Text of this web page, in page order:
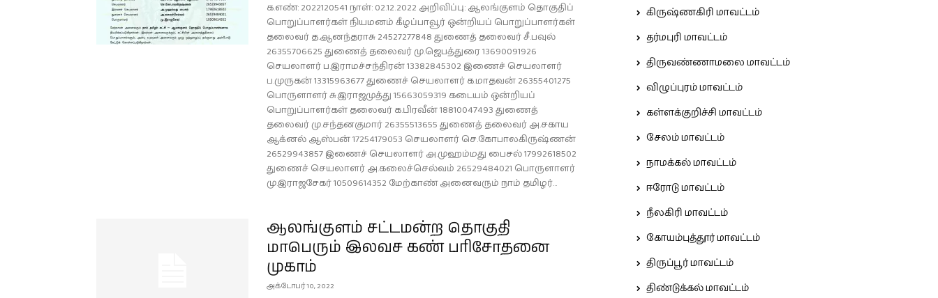
க.எண்: 2022120541 நாள்: 02.12.2022 அறிவிப்பு: ஆலங்குளம் தொகுதிப்
பொறுப்பாளர்கள் நியமனம் கீழப்பாவூர் ஒன்றியப் பொறுப்பாளர்கள்
தலைவர் த.ஆனந்தராசு 24527277848 துணைத் தலைவர் சீ.பவுல்
26355706625 துணைத் தலைவர் மு.ஜெபத்துரை 13690091926
செயலாளர் ப.இராமச்சந்திரன் 13382845302 இணைச் செயலாளர்
ப.முருகன் 13315963677 துணைச் செயலாளர் க.மாதவன் 26355401275
பொருளாளர் சு.இராஜமுத்து 15663059319 கடையம் ஒன்றியப்
பொறுப்பாளர்கள் தலைவர் க.பிரவீன் 18810047493 துணைத்
தலைவர் மு.சந்தனகுமார் 26355513655 துணைத் தலைவர் அ.சகாய
ஆக்னல் ஆஸ்பன் 17254179053 செயலாளர் செ.கோபாலகிருஷ்ணன்
26529943857 இணைச் செயலாளர் அ.முஹம்மது பைசல் 17992618502
துணைச் செயலாளர் அ.கலைச்செல்வம் 26529484021 பொருளாளர்
மு.இராஜசேகர் 10509614352 மேற்காண் அனைவரும் நாம் தமிழர்...
ஆலங்குளம் சட்டமன்ற தொகுதி
மாபெரும் இலவச கண் பரிசோதனை
முகாம்
அக்டோபர் 10, 2022
கிருஷ்ணகிரி மாவட்டம்
தர்மபுரி மாவட்டம்
திருவண்ணாமலை மாவட்டம்
விழுப்புரம் மாவட்டம்
கள்ளக்குறிச்சி மாவட்டம்
சேலம் மாவட்டம்
நாமக்கல் மாவட்டம்
ஈரோடு மாவட்டம்
நீலகிரி மாவட்டம்
கோயம்புத்தூர் மாவட்டம்
திருப்பூர் மாவட்டம்
திண்டுக்கல் மாவட்டம்